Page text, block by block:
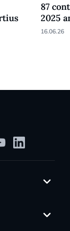
87
2025
16.06.26